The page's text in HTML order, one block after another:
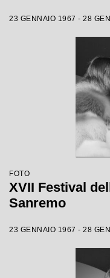
23 GENNAIO 1967 - 28
FOTO
XVII Festival
Sanremo
23 GENNAIO 1967 - 28